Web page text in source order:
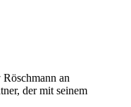
an
der mit seinem